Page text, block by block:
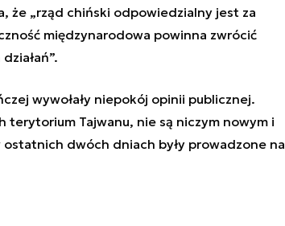
że „rząd chiński odpowiedzialny jest za
międzynarodowa powinna zwrócić
wywołały niepokój opinii publicznej.
Tajwanu, nie są niczym nowym i
dwóch dniach były prowadzone na